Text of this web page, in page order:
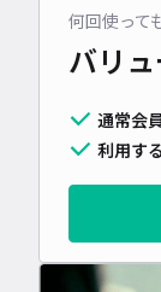
何回使って
バリ
通常会
利用す